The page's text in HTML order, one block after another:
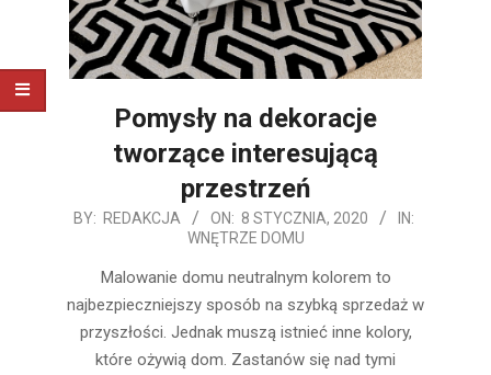
Pomysły na dekoracje
tworzące interesującą
przestrzeń
2020-
BY: REDAKCJA ON: 8 STYCZNIA, 2020
IN:
WNĘTRZE DOMU
Malowanie domu neutralnym kolorem to
najbezpieczniejszy sposób na szybką sprzedaż w
przyszłości. Jednak muszą istnieć inne kolory,
które ożywią dom. Zastanów się nad tymi